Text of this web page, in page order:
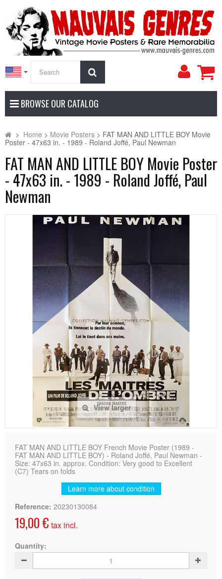
My
BROWSE OUR CATALOG
> Home > Movie Posters > FAT MAN AND LITTLE BOY Movie
Poster - 47x63 in. - 1989 - Roland Joffé, Paul Newman
FAT MAN AND LITTLE BOY Movie Poster
- 47x63 in. - 1989 - Roland Joffé, Paul
Newman
View larger
FAT MAN AND LITTLE BOY French Movie Poster (1989 -
FAT MAN AND LITTLE BOY) - Roland Joffé, Paul Newman -
Size: 47x63 in. approx. Condition: Very good to Excellent
(C7) Tears on folds
Learn more about condition
Reference: 20230130084
19,00 € tax incl.
Quantity: